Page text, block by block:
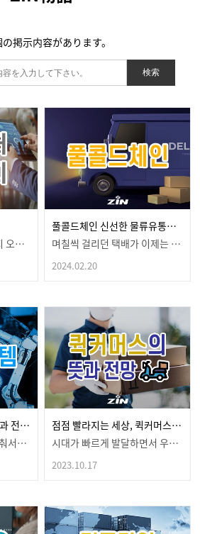
掲示内容があります。
検索
소비자에게 다가가기까지 오래 걸려배송이 언제 오나 오매…
풀콜드체인 신선한 물류유통의 핵심이 되다!
며칠씩 걸리던 택배가 이제는 하루면우리 집 앞으로 도착…
2024.02.20
요즘 핫한 GTP시스템 뜻과 전망 한눈에 보기
빠르게 변하는 시대에 맞춰서다양한 기능들을 탑재한 것들…
점점 빨라지는 세상, 퀵커머스 뜻과 향후 전망은?
시대가 빠르게 발달하면서 우리 삶을더욱 편하게, 윤택하…
2023.10.17